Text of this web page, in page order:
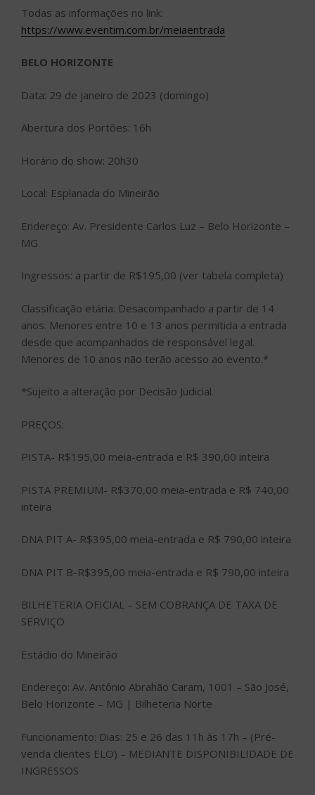
Todas as informações no link:
https://www.eventim.com.br/meiaentrada
BELO HORIZONTE
Data: 29 de janeiro de 2023 (domingo)
Abertura dos Portões: 16h
Horário do show: 20h30
Local: Esplanada do Mineirão
Endereço: Av. Presidente Carlos Luz – Belo Horizonte –
MG
Ingressos: a partir de R$195,00 (ver tabela completa)
Classificação etária: Desacompanhado a partir de 14
anos. Menores entre 10 e 13 anos permitida a entrada
desde que acompanhados de responsável legal.
Menores de 10 anos não terão acesso ao evento.*
*Sujeito a alteração por Decisão Judicial.
PREÇOS:
PISTA- R$195,00 meia-entrada e R$ 390,00 inteira
PISTA PREMIUM- R$370,00 meia-entrada e R$ 740,00
inteira
DNA PIT A- R$395,00 meia-entrada e R$ 790,00 inteira
DNA PIT B-R$395,00 meia-entrada e R$ 790,00 inteira
BILHETERIA OFICIAL – SEM COBRANÇA DE TAXA DE
SERVIÇO
Estádio do Mineirão
Endereço: Av. Antônio Abrahão Caram, 1001 – São José,
Belo Horizonte – MG | Bilheteria Norte
Funcionamento: Dias: 25 e 26 das 11h às 17h – (Pré-
venda clientes ELO) – MEDIANTE DISPONIBILIDADE DE
INGRESSOS